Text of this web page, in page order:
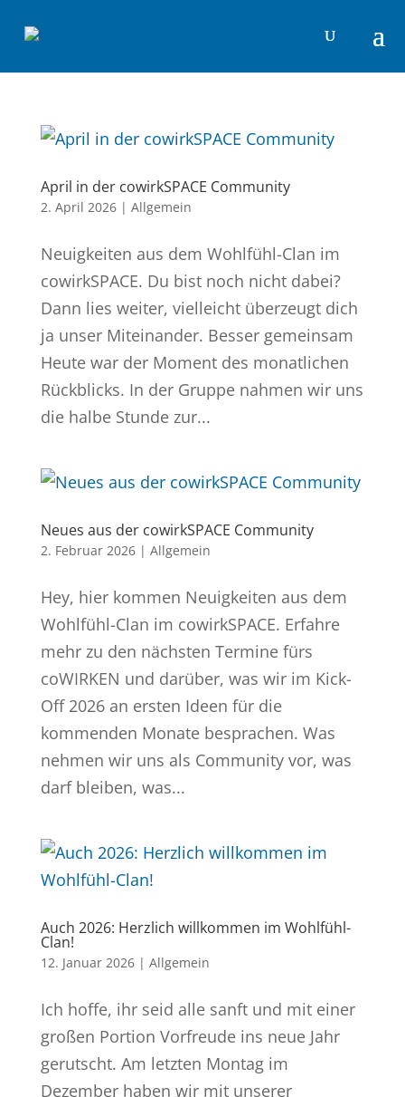
April in der cowirkSPACE Community
2. April 2026| Allgemein
Neuigkeiten aus dem Wohlfühl-Clan im
cowirkSPACE. Du bist noch nicht dabei?
Dann lies weiter, vielleicht überzeugt dich
ja unser Miteinander. Besser gemeinsam
Heute war der Moment des monatlichen
Rückblicks. In der Gruppe nahmen wir uns
die halbe Stunde zur...
Neues aus der cowirkSPACE Community
2. Februar 2026| Allgemein
Hey, hier kommen Neuigkeiten aus dem
Wohlfühl-Clan im cowirkSPACE. Erfahre
mehr zu den nächsten Termine fürs
coWIRKEN und darüber, was wir im Kick-
Off 2026 an ersten Ideen für die
kommenden Monate besprachen. Was
nehmen wir uns als Community vor, was
darf bleiben, was...
Auch 2026: Herzlich willkommen im Wohlfühl-
Clan!
12. Januar 2026| Allgemein
Ich hoffe, ihr seid alle sanft und mit einer
großen Portion Vorfreude ins neue Jahr
gerutscht. Am letzten Montag im
Dezember haben wir mit unserer